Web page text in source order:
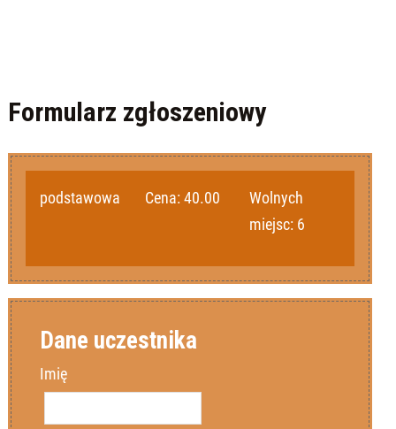
Formularz zgłoszeniowy
podstawowa Cena:40.00
Wolnych
miejsc: 6
Dane uczestnika
Imię